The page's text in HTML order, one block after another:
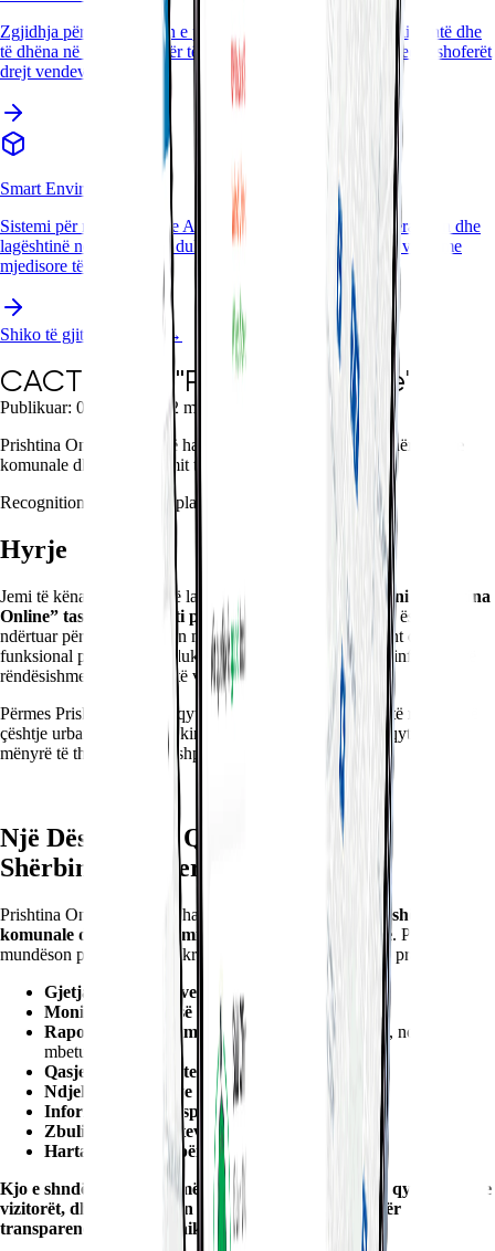
Zgjidhja për menaxhimin e parkimeve përdor sensorë inteligjentë dhe
të dhëna në kohë reale për të lehtësuar trafikun dhe udhëhequr shoferët
drejt vendeve të lira.
Smart Environment
Sistemi për monitorimin e Ambientit ndjek ndotjen, temperaturën dhe
lagështinë në kohë reale, duke ndihmuar qytetet të marrin vendime
mjedisore të informuara.
Shiko të gjitha zgjidhjet →
CACTTUS – "Prishtina Online"
Publikuar: 03/10/2025
2 min
Prishtina Online është një hap real drejt digjitalizimit të shërbimeve
komunale dhe përmirësimit të përvojës së qytetarëve
Recognition
Workplace
Hyrje
Jemi të kënaqur të ndajmë lajmin se
faqja dhe aplikacioni “Prishtina
Online” tashmë janë gati për përdorim
. Kjo platformë është
ndërtuar për ta bërë qytetin më të qasshëm, më transparent dhe më
funksional për qytetarët, duke centralizuar shërbime dhe informata të
rëndësishme në një vend të vetëm.
Përmes Prishtina Online, qytetarët mund të informohen, të raportojnë
çështje urbane dhe të ndjekin zhvillimet e përditshme të qytetit në
mënyrë të thjeshtë dhe të shpejtë.
Një Dëshmi për Qytetin Digjital &
Shërbimet Moderne
Prishtina Online është një hap real drejt
digjitalizimit të shërbimeve
komunale dhe përmirësimit të përvojës së qytetarëve. Platforma u
mundëson përdoruesve të kryejnë aktivitete të ndryshme praktike, si:
Gjetja e parkingjeve dhe pikave të interesit
Monitorimi i cilësisë së ajrit
dhe ambientit
Raportimi i problemeve në qytet
(infrastrukturë, ndriçim,
mbeturina, etj.)
Qasje në dokumente publike komunale
Ndjekja e ngjarjeve lokale
Informim për transportin publik
Zbulimi i restoranteve dhe gastronomisë
Harta interaktive për eksplorim të qytetit
Kjo e shndërron platformën në një mjet praktik për qytetarët dhe
vizitorët, dhe në të njëjtën kohë një kanal modern për
transparencë dhe komunikim urban.